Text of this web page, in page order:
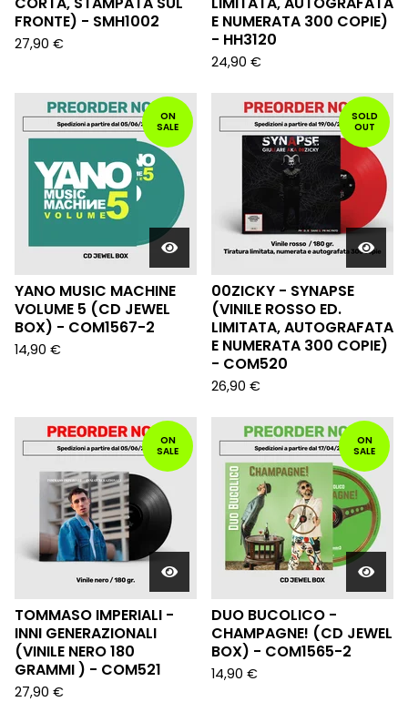
FRONTE) - SMH1002
27,90 €
E NUMERATA 300 COPIE)
- HH3120
24,90 €
ON
SALE
YANO MUSIC MACHINE
VOLUME 5 (CD JEWEL
BOX) - COM1567-2
14,90 €
SOLD
OUT
00ZICKY - SYNAPSE
(VINILE ROSSO ED.
LIMITATA, AUTOGRAFATA
E NUMERATA 300 COPIE)
- COM520
26,90 €
ON
SALE
TOMMASO IMPERIALI -
INNI GENERAZIONALI
(VINILE NERO 180
GRAMMI ) - COM521
27,90 €
ON
SALE
DUO BUCOLICO -
CHAMPAGNE! (CD JEWEL
BOX) - COM1565-2
14,90 €